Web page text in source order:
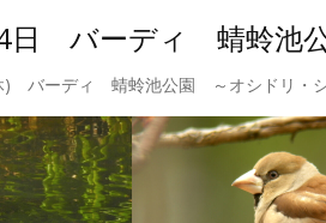
日 バーディ 蜻蛉池
) バーディ 蜻蛉池公園 ～オシドリ・